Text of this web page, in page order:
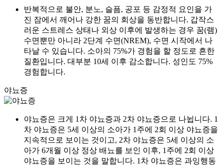
반복적으로 불안, 분노, 슬픔, 공포 등 감정적 요인을 가
진 잠에서 깨어나 강한 꿈의 회상을 동반합니다. 갑작스
러운 스트레스 상태나 외상 이후에 발생하는 경우 꿈(램)
수면뿐만 아니라 2단계 수면(NREM), 수면 시작에서 나
타날 수 있습니다. 소아의 75%가 경험을 할 정도로 흔한
질환입니다. 대부분 10세 이후 감소합니다. 성인도 75%
경험합니다.
야뇨증
야뇨증은 크게 1차 야뇨증과 2차 야뇨증으로 나뉩니다. 1
차 야뇨증은 5세 이상의 소아가 1주에 2회 이상 야뇨증을
지속적으로 보이는 것이고, 2차 야뇨증은 5세 이상의 소
아가 6개월 이상 정상 배뇨를 보인 이후, 1주에 2회 이상
야뇨증을 보이는 것을 말합니다. 1차 야뇨증은 과잉행동